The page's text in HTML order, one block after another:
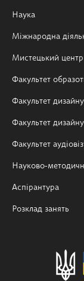
Наука
Міжнародна
Мистецький
Факультет
Факультет дизайну
Факультет
Факультет
Науково-
Аспірантура
Розклад занять